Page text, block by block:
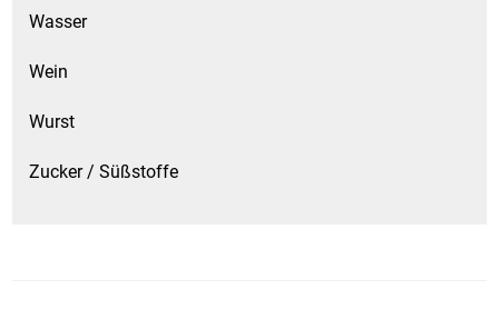
Wasser
Wein
Wurst
Zucker / Süßstoffe